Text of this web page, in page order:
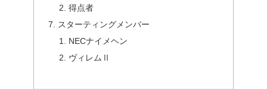
得点者
スターティングメンバー
NECナイメヘン
ヴィレムⅡ